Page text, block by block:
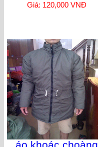
Giá: 120,000 VNĐ